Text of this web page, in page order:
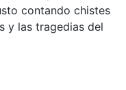
contando chistes
y las tragedias del